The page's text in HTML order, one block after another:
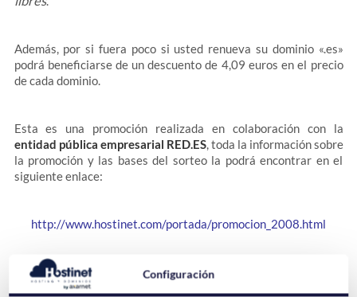
Además, por si fuera poco si usted renueva su dominio «.es»
podrá beneficiarse de un descuento de 4,09 euros en el precio
de cada dominio.
Esta es una promoción realizada en colaboración con la
entidad pública empresarial RED.ES, toda la información sobre
la promoción y las bases del sorteo la podrá encontrar en el
siguiente enlace:
http://www.hostinet.com/portada/promocion_2008.html
Ya no hay excusas para que renueve sus dominios «.es» con
HOSTINET, se lo ponemos fácil.
Configuración